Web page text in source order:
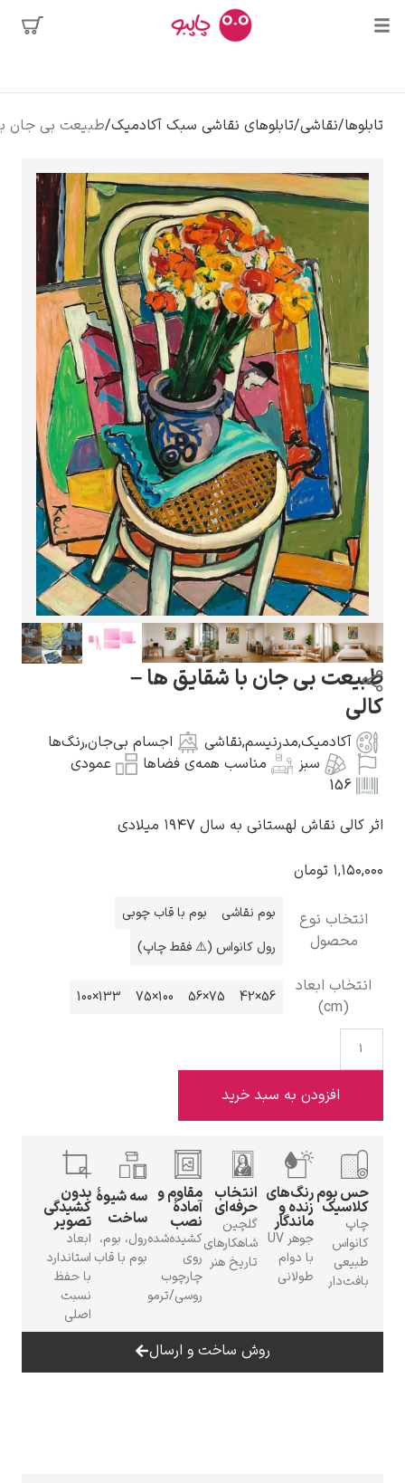
محبوب‌ترین
هنرمندان
کلود مونه
ونسان ون گوگ
گوستاو کلیمت
ادوارد مونک
کامی پیسارو
ادوارد هاپر
لودویگ دویچ
رامبرانت
تابلوهای نقاشی سبک آکادمیک/طبیعت بی جان با شقایق ها – کالی
با شقایق ها –
مدرنیسم ,نقاشی اجسام بی‌جان,رنگ‌ها
مناسب همه‌ی فضاها
عمودی
به سال ۱۹۴۷ میلادی
بوم نقاشی
بوم با قاب چوبی
رول کانواس (⚠️ فقط چاپ)
75×56
100×75
133×100
به سبد خرید
انتخاب
حرفه‌ای
گلچین
شاهکارهای
تاریخ هنر
مقاوم و
آمادهٔ
نصب
کشیده‌شده
روی
چارچوب
سه شیوهٔ
ساخت
رول، بوم،
بوم با قاب
بدون
کشیدگی
تصویر
ابعاد
استاندارد
با حفظ
نسبت
روش ساخت و ارسال